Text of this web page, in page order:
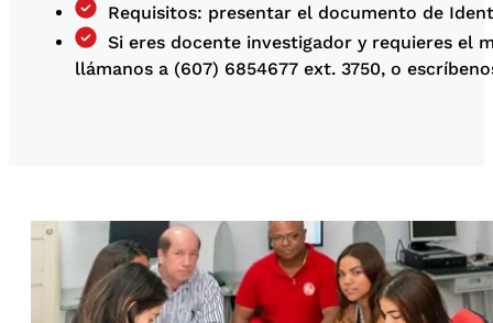
Requisitos: presentar el documento de
Si eres docente investigador y requieres el
llámanos a (607) 6854677 ext. 3750, o